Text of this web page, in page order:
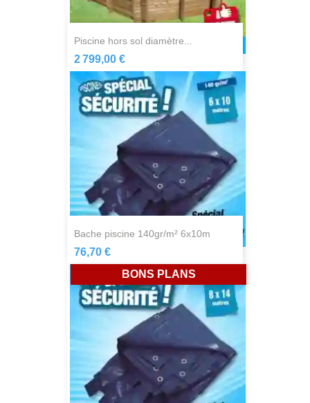
piscine hors sol diamètre...
2 799,00 €
bache piscine 140gr/m² 6x10m
76,70 €
BONS PLANS